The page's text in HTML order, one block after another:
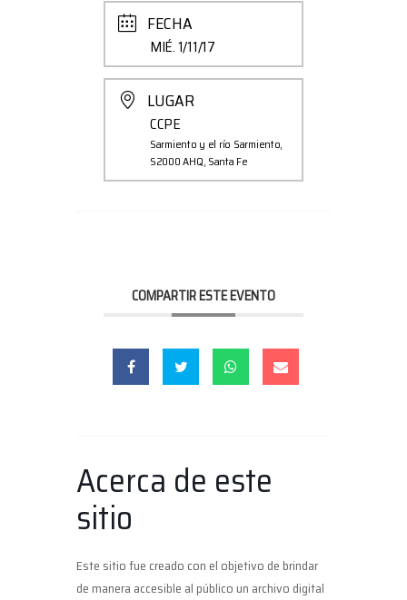
FECHA
MIÉ. 1/11/17
LUGAR
CCPE
Sarmiento y el río Sarmiento,
S2000 AHQ, Santa Fe
COMPARTIR ESTE EVENTO
Acerca de este
sitio
Este sitio fue creado con el objetivo de brindar
de manera accesible al público un archivo digital